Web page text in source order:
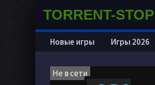
Не в сети
Новые игры Игры 2026
TORRENT-STOP